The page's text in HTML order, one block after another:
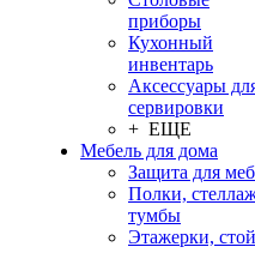
приборы
Кухонный
инвентарь
Аксессуары
сервировки
+ ЕЩЕ
Мебель для дома
Защита для
Полки,
тумбы
Этажерки,